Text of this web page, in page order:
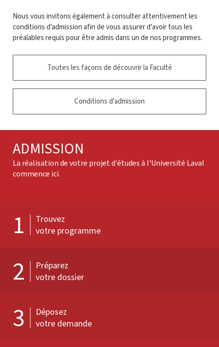
Nous vous invitons également à consulter attentivement les
conditions d'admission afin de vous assurer d'avoir tous les
préalables requis pour être admis dans un de nos programmes.
Toutes les façons de découvrir la Faculté
Conditions d'admission
ADMISSION
La réalisation de votre projet d'études à l'Université Laval
commence ici.
1
Trouvez
votre programme
2
Préparez
votre dossier
3
Déposez
votre demande